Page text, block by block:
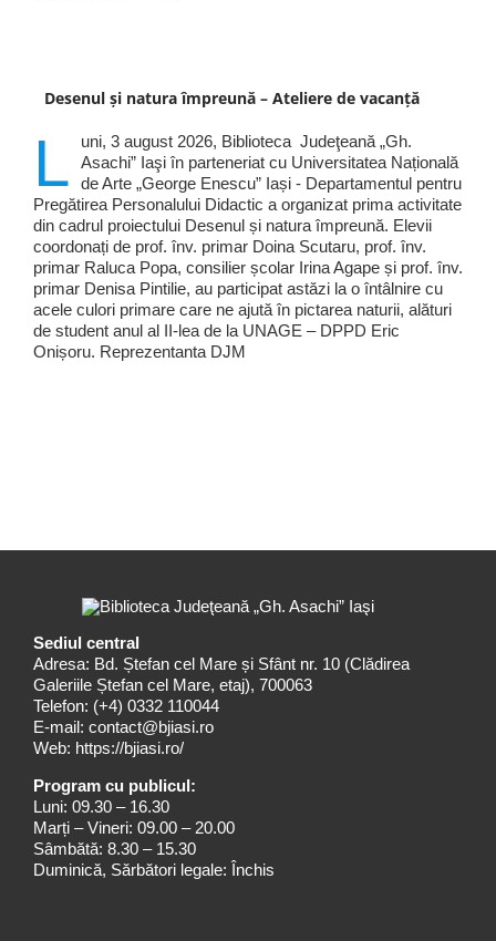
Desenul și natura împreună – Ateliere de vacanță
L
uni, 3 august 2026, Biblioteca Judeţeană „Gh.
Asachi” Iaşi în parteneriat cu Universitatea Națională
de Arte „George Enescu” Iași - Departamentul pentru
Pregătirea Personalului Didactic a organizat prima activitate
din cadrul proiectului Desenul și natura împreună. Elevii
coordonați de prof. înv. primar Doina Scutaru, prof. înv.
primar Raluca Popa, consilier școlar Irina Agape și prof. înv.
primar Denisa Pintilie, au participat astăzi la o întâlnire cu
acele culori primare care ne ajută în pictarea naturii, alături
de student anul al II-lea de la UNAGE – DPPD Eric
Onișoru. Reprezentanta DJM
Sediul central
Adresa: Bd. Ștefan cel Mare și Sfânt nr. 10 (Clădirea
Galeriile Ștefan cel Mare, etaj), 700063
Telefon: (+4) 0332 110044
E-mail: contact@bjiasi.ro
Web: https://bjiasi.ro/
Program cu publicul:
Luni: 09.30 – 16.30
Marți – Vineri: 09.00 – 20.00
Sâmbătă: 8.30 – 15.30
Duminică, Sărbători legale: Închis